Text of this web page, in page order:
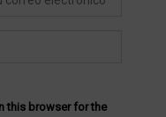
this browser for the